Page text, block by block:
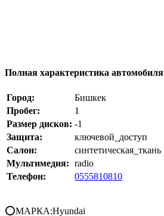
Полная характеристика автомобиля
Город:
Бишкек
Пробег:
1
Размер дисков: -1
Защита:
ключевой_доступ
Салон:
синтетическая_ткань
Мультимедия: radio
Телефон:
0555810810
⭕МАРКА:Hyundai